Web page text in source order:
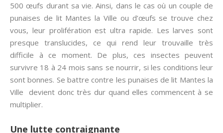
500 œufs durant sa vie. Ainsi, dans le cas où un couple de
punaises de lit Mantes la Ville ou d’œufs se trouve chez
vous, leur prolifération est ultra rapide. Les larves sont
presque translucides, ce qui rend leur trouvaille très
difficile à ce moment. De plus, ces insectes peuvent
survivre 18 à 24 mois sans se nourrir, si les conditions leur
sont bonnes. Se battre contre les punaises de lit Mantes la
Ville devient donc très dur quand elles commencent à se
multiplier.
Une lutte contraignante